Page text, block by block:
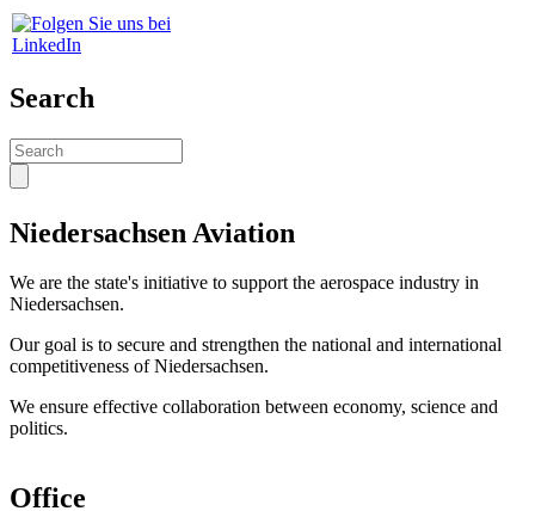
Search
Search
Niedersachsen Aviation
We are the state's initiative to support the aerospace industry in
Niedersachsen.
Our goal is to secure and strengthen the national and international
competitiveness of Niedersachsen.
We ensure effective collaboration between economy, science and
politics.
Office